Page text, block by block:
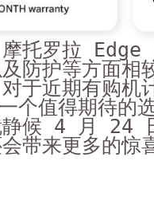
摩托罗拉
防护等方面相
于近期有购机
个值得期待的
静候 4 月 24
带来更多的惊